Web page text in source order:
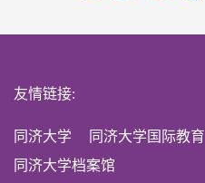
友情链接:
同济大学 同济大学国际教育
同济大学档案馆